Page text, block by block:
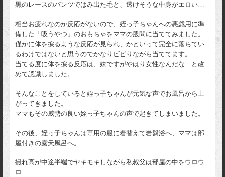
黒のレースのパンツではみ出た毛と、透けそうな中身がエロい…
相当お疲れなのか反応がないので、姪っ子ちゃんへの悪戯用に準
備した「吸うやつ」のおもちゃをママの股間に当ててみました。
僅かに体を捩るような反応が見られ、かといって完全に落ちてい
るわけではないと思うのでかなりビビりながら当ててます。
当てる度に体を捩る反応は、妹ですがやはり女性なんだな…と改
めて認識しました。
そんなことをしていると姪っ子ちゃんが元気な声でお風呂から上
がってきました。
ママもその威勢の良い姪っ子ちゃんの声で起きてしまいました。
その後、姪っ子ちゃんは専用の服に着替えて岩盤浴へ、ママは部
屋付きの露天風呂へ。
撮れ高が中途半端でヤキモキしながら私叔父は部屋の中をウロウ
ロ…